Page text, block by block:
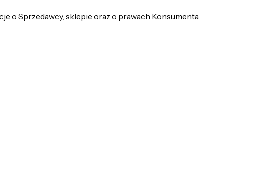
o Sprzedawcy, sklepie oraz o prawach Konsumenta.